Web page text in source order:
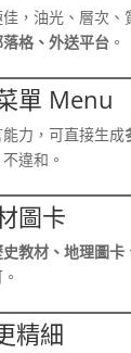
，油光、層次、
格、外送平台。
單 Menu
力，可直接生成
違和。
圖卡
教材、地理圖卡
精細